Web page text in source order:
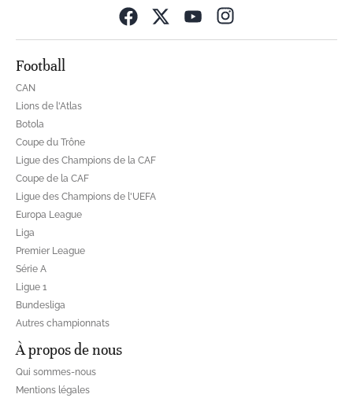
Football
CAN
Lions de l'Atlas
Botola
Coupe du Trône
Ligue des Champions de la CAF
Coupe de la CAF
Ligue des Champions de l'UEFA
Europa League
Liga
Premier League
Série A
Ligue 1
Bundesliga
Autres championnats
À propos de nous
Qui sommes-nous
Mentions légales